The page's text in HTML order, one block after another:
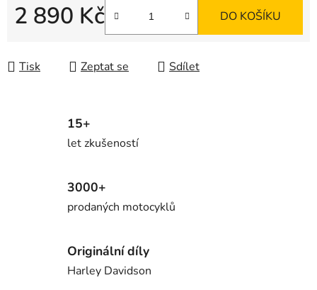
2 890 Kč DO KOŠÍKU
Tisk Zeptat se Sdílet
15+
let zkušeností
3000+
prodaných motocyklů
Originální díly
Harley Davidson